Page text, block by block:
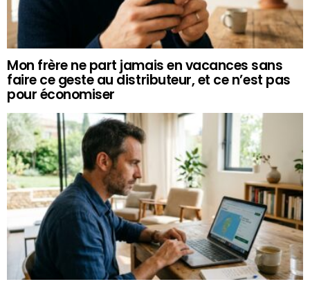
Mon frère ne part jamais en vacances sans
faire ce geste au distributeur, et ce n’est pas
pour économiser